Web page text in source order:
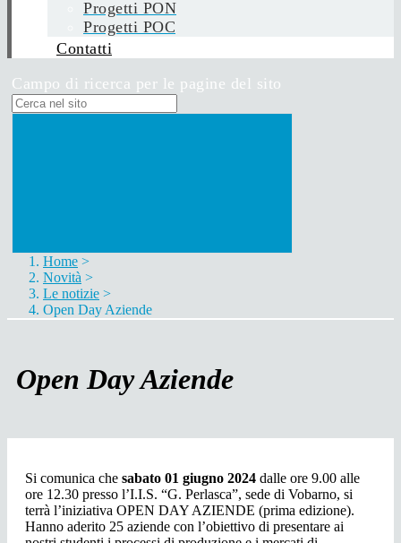
Progetti PON
Progetti POC
Contatti
Campo di ricerca per le pagine del sito
Home >
Novità >
Le notizie >
Open Day Aziende
Open Day Aziende
Si comunica che sabato 01 giugno 2024 dalle ore 9.00 alle
ore 12.30 presso l’I.I.S. “G. Perlasca”, sede di Vobarno, si
terrà l’iniziativa OPEN DAY AZIENDE (prima edizione).
Hanno aderito 25 aziende con l’obiettivo di presentare ai